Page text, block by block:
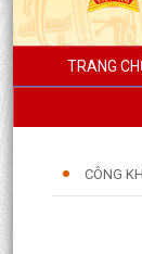
TRANG
CÔNG